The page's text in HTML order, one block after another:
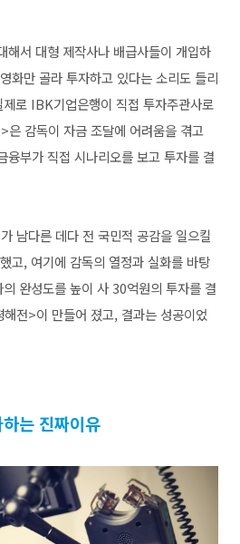
해서 대형 제작사나 배급사들이 개입하
화만 골라 투자하고 있다는 소리도 들리
로 IBK기업은행이 직접 투자주관사로
은 감독이 자금 조달에 어려움을 겪고
부가 직접 시나리오를 보고 투자를 결
남다른 데다 전 국민적 공감을 일으킬
고, 여기에 감독의 열정과 실화를 바탕
완성도를 높이 사 30억원의 투자를 결
전>이 만들어 졌고, 결과는 성공이었
는 진짜이유